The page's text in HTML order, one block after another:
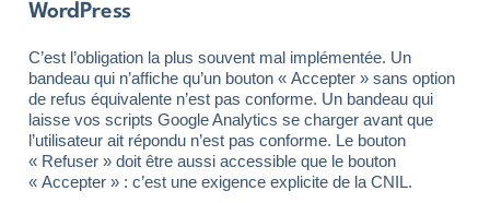
WordPress
C’est l’obligation la plus souvent mal implémentée. Un
bandeau qui n’affiche qu’un bouton « Accepter » sans option
de refus équivalente n’est pas conforme. Un bandeau qui
laisse vos scripts Google Analytics se charger avant que
l’utilisateur ait répondu n’est pas conforme. Le bouton
« Refuser » doit être aussi accessible que le bouton
« Accepter » : c’est une exigence explicite de la CNIL.